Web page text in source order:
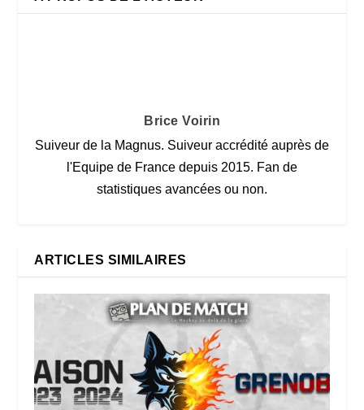
Brice Voirin
Suiveur de la Magnus. Suiveur accrédité auprès de
l'Equipe de France depuis 2015. Fan de
statistiques avancées ou non.
ARTICLES SIMILAIRES